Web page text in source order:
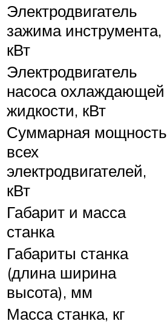
Электродвигатель
зажима инструмента,
кВт
Электродвигатель
насоса охлаждающей
жидкости, кВт
Суммарная мощность
всех
электродвигателей,
кВт
Габарит и масса
станка
Габариты станка
(длина ширина
высота), мм
Масса станка, кг